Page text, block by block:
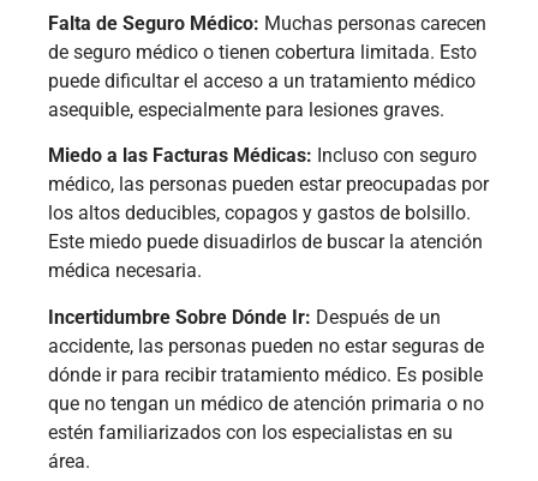
Falta de Seguro Médico: Muchas personas carecen
de seguro médico o tienen cobertura limitada. Esto
puede dificultar el acceso a un tratamiento médico
asequible, especialmente para lesiones graves.
Miedo a las Facturas Médicas: Incluso con seguro
médico, las personas pueden estar preocupadas por
los altos deducibles, copagos y gastos de bolsillo.
Este miedo puede disuadirlos de buscar la atención
médica necesaria.
Incertidumbre Sobre Dónde Ir: Después de un
accidente, las personas pueden no estar seguras de
dónde ir para recibir tratamiento médico. Es posible
que no tengan un médico de atención primaria o no
estén familiarizados con los especialistas en su
área.